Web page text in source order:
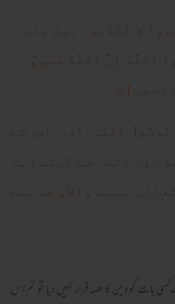
لا تُقَدِّموا بَينَ يَدَىِ
اللَّهَ إِنَّ اللَّهَ سَميعٌ
لوگو! اللہ اور اس کے
اور اللہ سے ڈرتے رہا
سننے واﻻ، جاننے
بات کو دین کا حصہ قرار نہیں دیا تو تم اس